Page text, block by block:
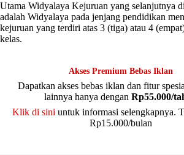
Utama Widyalaya Kejuruan yang selanjutnya
adalah Widyalaya pada jenjang pendidikan
kejuruan yang terdiri atas 3 (tiga) atau 4
kelas.
Akses Premium Bebas Iklan
Dapatkan akses bebas iklan dan fitur
lainnya hanya dengan Rp55.000/
Klik di sini untuk informasi selengkapnya.
Rp15.000/bulan